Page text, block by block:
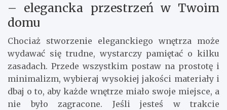
– elegancka przestrzeń w Twoim
domu
Chociaż stworzenie eleganckiego wnętrza może
wydawać się trudne, wystarczy pamiętać o kilku
zasadach. Przede wszystkim postaw na prostotę i
minimalizm, wybieraj wysokiej jakości materiały i
dbaj o to, aby każde wnętrze miało swoje miejsce, a
nie było zagracone. Jeśli jesteś w trakcie